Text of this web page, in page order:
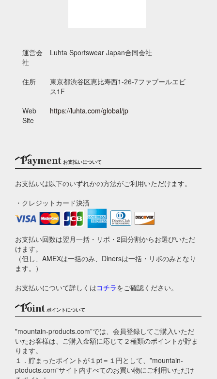
運営会
社
Luhta Sportswear Japan合同会社
住所
東京都渋谷区恵比寿西1-26-7ファブールエビ
ス1F
Web
Site
https://luhta.com/global/jp
Payment お支払いについて
お支払いは以下のいずれかの方法がご利用いただけます。
・クレジットカード決済
お支払い回数は翌月一括・リボ・2回分割からお選びいただ
けます。
（但し、AMEXは一括のみ、Dinersは一括・リボのみとなり
ます。）
お支払いについて詳しくはコチラをご確認ください。
Point ポイントについて
"mountain-products.com”では、会員登録してご購入いただ
いたお客様は、ご購入金額に応じて２種類のポイントが貯ま
ります。
１．貯まったポイントが１pt＝１円として、”mountain-
ptoducts.com”サイト内すべてのお買い物にご利用いただけ